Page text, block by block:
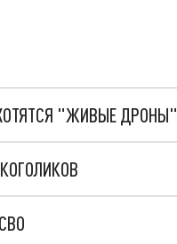
"ЖИВЫЕ ДРОНЫ"